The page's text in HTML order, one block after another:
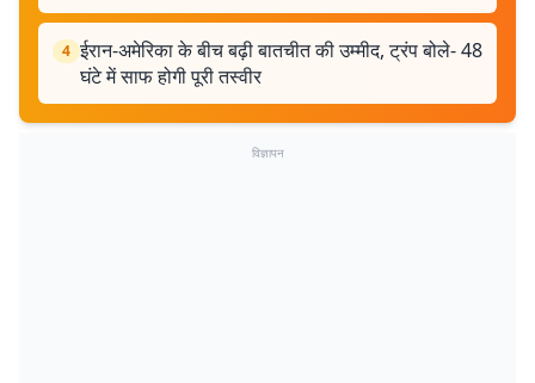
4 ईरान-अमेरिका के बीच बढ़ी बातचीत की उम्मीद, ट्रंप बोले- 48
घंटे में साफ होगी पूरी तस्वीर
विज्ञापन